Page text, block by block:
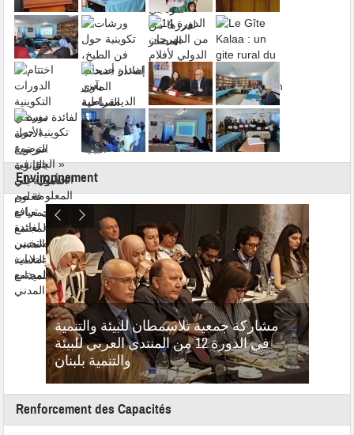
Environnement
مشاركة جمعية تلاسمطان للبيئة والتنمية
في الدورة 12 من المنتدى العربي للبيئة
والتنمية بلبنان
Renforcement des Capacités